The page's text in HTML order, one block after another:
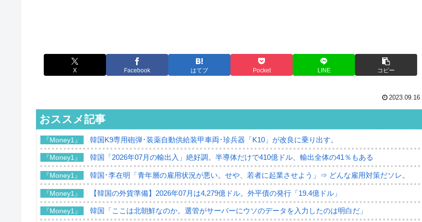
X Facebook はてブ Pocket LINE コピー
2023.09.16
おススメ記事
『Money1』 韓国K9専用砲弾･装薬自動供給装甲車両･珍兵器「K10」が改良に乗り出す。
『Money1』 韓国「2026年07月の輸出入」絶好調。半導体だけで410億ドル、輸出全体の41％もある
『Money1』 韓国･李在明「青年層の雇用状況が悪い。せや、若者に起業させよう」⇒ どんな雇用対策だソレ。
『Money1』 【韓国の外貨準備】2026年07月は4,279億ドル。外平債の発行「19.4億ドル」
『Money1』 韓国「ここは北朝鮮なのか。選管がサーバーにウソのデータを入力したのは明白だ」